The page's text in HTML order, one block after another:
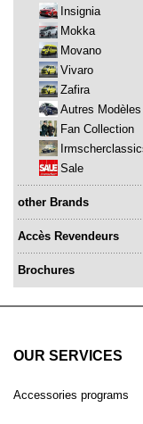
Insignia
Mokka
Movano
Vivaro
Zafira
Autres Modèles
Fan Collection
Sale
other Brands
Accès Revendeurs
Brochures
OUR SERVICES
Accessories programs